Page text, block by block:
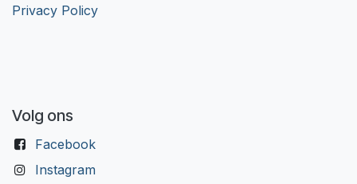
Privacy Policy
Volg ons
Facebook
Instagram